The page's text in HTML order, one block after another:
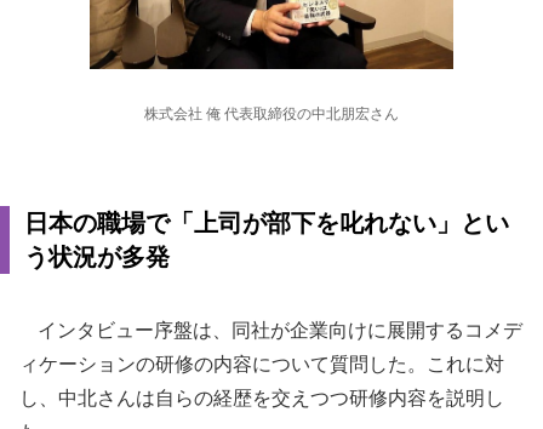
株式会社 俺 代表取締役の中北朋宏さん
日本の職場で「上司が部下を叱れない」とい
う状況が多発
インタビュー序盤は、同社が企業向けに展開するコメデ
ィケーションの研修の内容について質問した。これに対
し、中北さんは自らの経歴を交えつつ研修内容を説明し